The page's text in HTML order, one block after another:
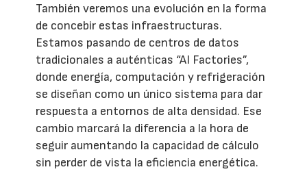
También veremos una evolución en la forma
de concebir estas infraestructuras.
Estamos pasando de centros de datos
tradicionales a auténticas “AI Factories”,
donde energía, computación y refrigeración
se diseñan como un único sistema para dar
respuesta a entornos de alta densidad. Ese
cambio marcará la diferencia a la hora de
seguir aumentando la capacidad de cálculo
sin perder de vista la eficiencia energética.